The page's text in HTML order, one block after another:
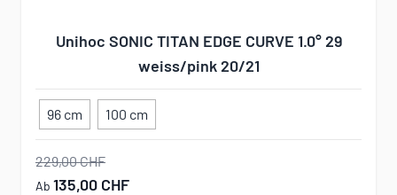
Unihoc SONIC TITAN EDGE CURVE 1.0° 29
weiss/pink 20/21
96 cm 100 cm
229,00 CHF
Ab 135,00 CHF